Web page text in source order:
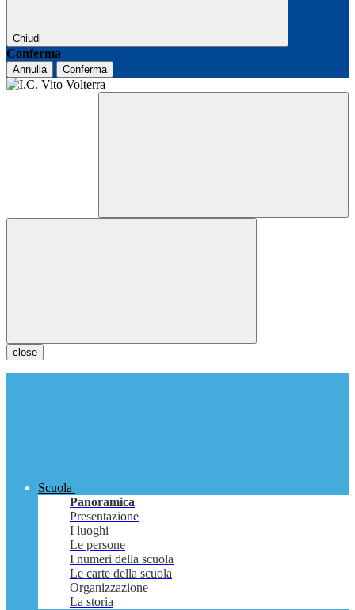
Chiudi
Conferma
Annulla Conferma
close
Scuola
Panoramica
Presentazione
I luoghi
Le persone
I numeri della scuola
Le carte della scuola
Organizzazione
La storia